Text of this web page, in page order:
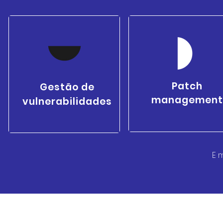
Gestão de
vulnerabilidades
Patch
management
E